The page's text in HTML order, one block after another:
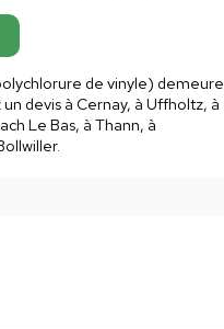
de vinyle) demeure
devis à Cernay, à Uffholtz, à
Le Bas, à Thann, à